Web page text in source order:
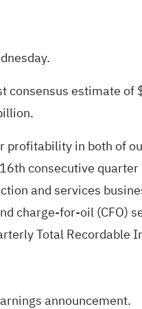
estimate
in both of
consecutive
and services
charge-for-oil (CFO)
Total Recordable
announcement.